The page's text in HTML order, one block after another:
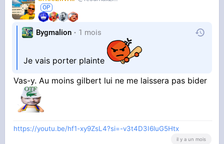
Bygmalion 1 mois
Je vais porter plainte
Vas-y. Au moins gilbert lui ne me laissera pas bider
https://youtu.be/hf1-xy9ZsL4?si=-v3t4D3I6luG5Htx
il y a un mois